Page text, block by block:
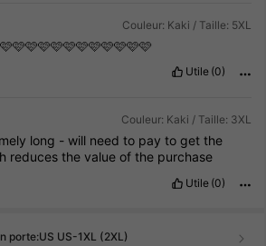
Couleur: Kaki / Taille: 5XL
Utile (0)
Couleur: Kaki / Taille: 3XL
long -will needto paytogetthe
reducesthevalueofthe purchase
Utile (0)
porte:US US-1XL (2XL)